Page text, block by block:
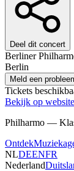
Deel dit concert
Berliner
Berlin
Meld een
Tickets
Bekijk op website
Philharmo —
Ontdek
NLDEENFR
Nederland